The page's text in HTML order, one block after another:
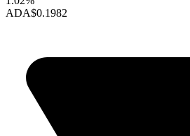
ADA$0.1982